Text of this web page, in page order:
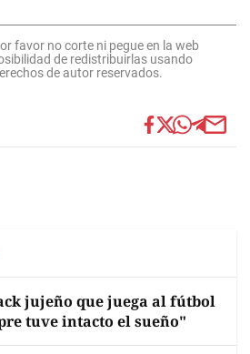
favor no corte ni pegue en la web
de redistribuirlas usando
de autor reservados.
jujeño que juega al fútbol
tuve intacto el sueño"